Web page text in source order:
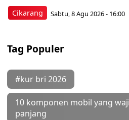
Cikarang Sabtu, 8 Agu 2026 - 16:00
Tag Populer
#kur bri 2026
10 komponen mobil yang
panjang